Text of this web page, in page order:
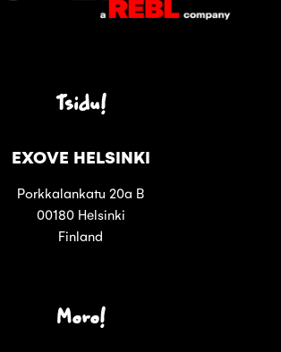
Tsidu!
EXOVE HELSINKI
Porkkalankatu 20a B
00180 Helsinki
Finland
Moro!